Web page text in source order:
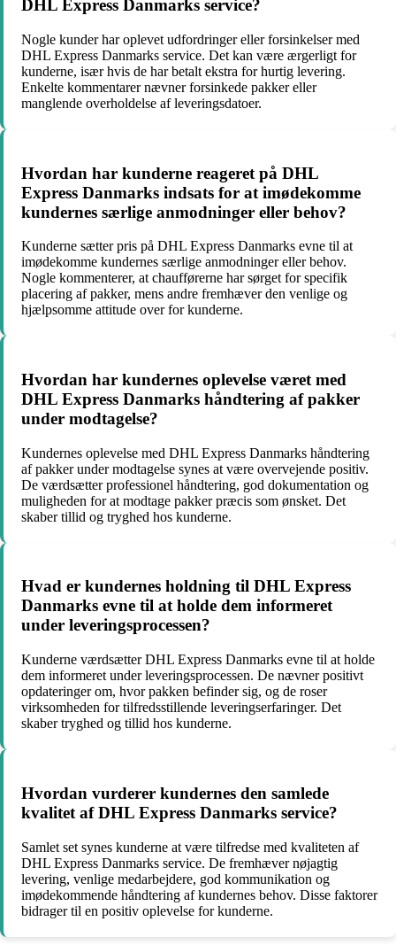
DHL Express Danmarks service?
Nogle kunder har oplevet udfordringer eller forsinkelser med
DHL Express Danmarks service. Det kan være ærgerligt for
kunderne, især hvis de har betalt ekstra for hurtig levering.
Enkelte kommentarer nævner forsinkede pakker eller
manglende overholdelse af leveringsdatoer.
Hvordan har kunderne reageret på DHL
Express Danmarks indsats for at imødekomme
kundernes særlige anmodninger eller behov?
Kunderne sætter pris på DHL Express Danmarks evne til at
imødekomme kundernes særlige anmodninger eller behov.
Nogle kommenterer, at chaufførerne har sørget for specifik
placering af pakker, mens andre fremhæver den venlige og
hjælpsomme attitude over for kunderne.
Hvordan har kundernes oplevelse været med
DHL Express Danmarks håndtering af pakker
under modtagelse?
Kundernes oplevelse med DHL Express Danmarks håndtering
af pakker under modtagelse synes at være overvejende positiv.
De værdsætter professionel håndtering, god dokumentation og
muligheden for at modtage pakker præcis som ønsket. Det
skaber tillid og tryghed hos kunderne.
Hvad er kundernes holdning til DHL Express
Danmarks evne til at holde dem informeret
under leveringsprocessen?
Kunderne værdsætter DHL Express Danmarks evne til at holde
dem informeret under leveringsprocessen. De nævner positivt
opdateringer om, hvor pakken befinder sig, og de roser
virksomheden for tilfredsstillende leveringserfaringer. Det
skaber tryghed og tillid hos kunderne.
Hvordan vurderer kundernes den samlede
kvalitet af DHL Express Danmarks service?
Samlet set synes kunderne at være tilfredse med kvaliteten af
DHL Express Danmarks service. De fremhæver nøjagtig
levering, venlige medarbejdere, god kommunikation og
imødekommende håndtering af kundernes behov. Disse faktorer
bidrager til en positiv oplevelse for kunderne.